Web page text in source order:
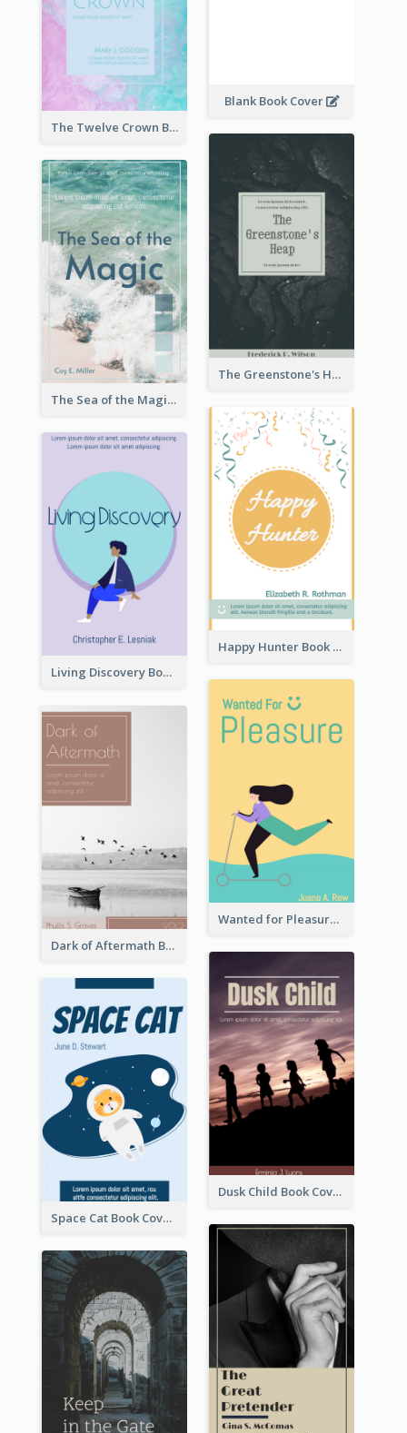
Blank Book Cover
The Twelve Crown Book Cover
The Greenstone's Heap Book Cover
The Sea of the Magic Book Cover
Happy Hunter Book Cover
Living Discovery Book Cover
Wanted for Pleasure Book Cover
Dark of Aftermath Book Cover
Dusk Child Book Cover
Space Cat Book Cover